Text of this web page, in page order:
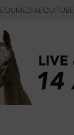
EQUMEDIAEQUITUBE